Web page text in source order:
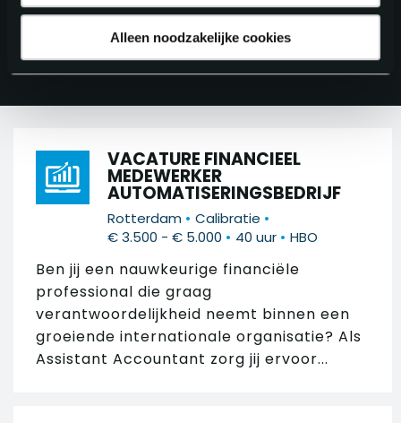
Alleen noodzakelijke cookies
FILTER 274 RESULTATEN
VACATURE FINANCIEEL
MEDEWERKER
AUTOMATISERINGSBEDRIJF
Rotterdam • Calibratie •
€ 3.500 - € 5.000 • 40 uur • HBO
Ben jij een nauwkeurige financiële
professional die graag
verantwoordelijkheid neemt binnen een
groeiende internationale organisatie? Als
Assistant Accountant zorg jij ervoor...